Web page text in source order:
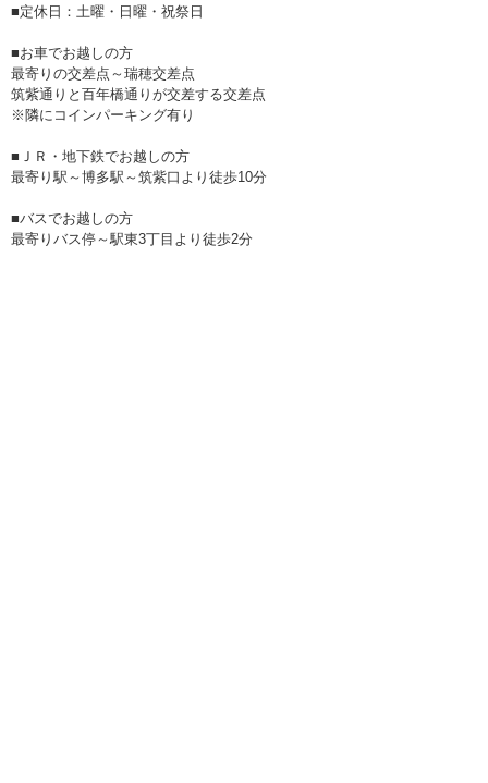
■定休日：土曜・日曜・祝祭日
■お車でお越しの方
最寄りの交差点～瑞穂交差点
筑紫通りと百年橋通りが交差する交差点
※隣にコインパーキング有り
■ＪＲ・地下鉄でお越しの方
最寄り駅～博多駅～筑紫口より徒歩10分
■バスでお越しの方
最寄りバス停～駅東3丁目より徒歩2分